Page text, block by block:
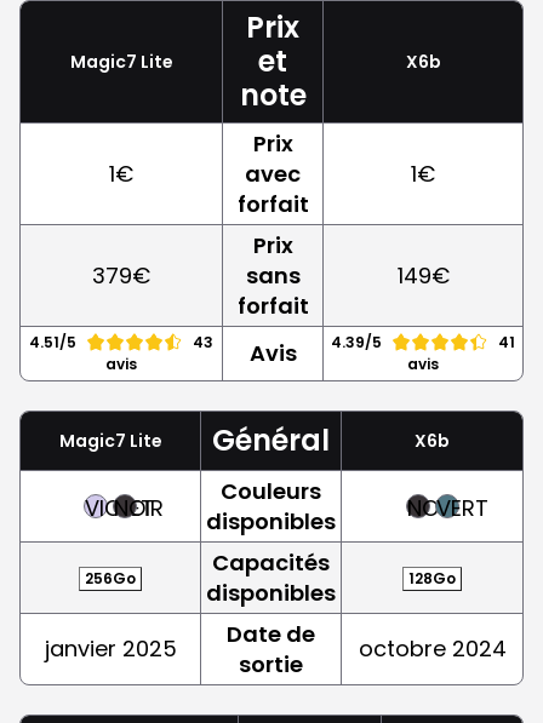
Magic7 Lite
Prix
et
note
X6b
1€
Prix
avec
forfait
1€
379€
Prix
sans
forfait
149€
4.51/5
43
avis
Avis 4.39/5
41
avis
Magic7 Lite Général X6b
VIOLET
NOIR
Couleurs
disponibles
NOIRVERT
256Go
Capacités
disponibles
128Go
janvier 2025
Date de
sortie
octobre 2024